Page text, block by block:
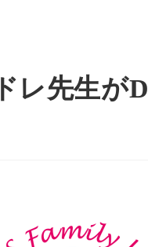
レ先生が